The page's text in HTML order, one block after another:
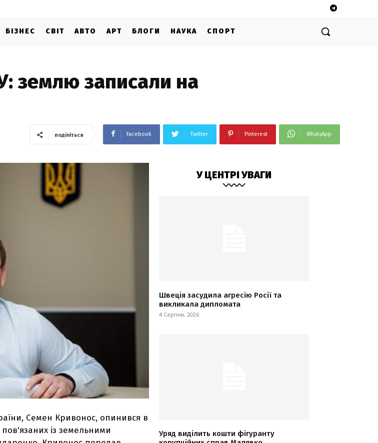
БІЗНЕС СВІТ АВТО АРТ БЛОГИ НАУКА СПОРТ
землю записали на
поділіться Facebook Twitter Pinterest WhatsApp
Семен Кривонос, опинився в
із земельними
У ЦЕНТРІ УВАГИ
Швеція засудила агресію Росії та
викликала дипломата
4 Серпня, 2026
Уряд виділить кошти фігуранту